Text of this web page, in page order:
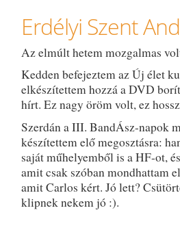
Erdélyi Szent
Az elmúlt hetem mozgalmas
Kedden befejeztem az Új élet
elkészítettem hozzá a DVD
hírt. Ez nagy öröm volt, ez
Szerdán a III. BandÁsz-napok
készítettem elő megosztásra:
saját műhelyemből is a HF-ot,
amit csak szóban mondhattam
amit Carlos kért. Jó lett?
klipnek nekem jó :).